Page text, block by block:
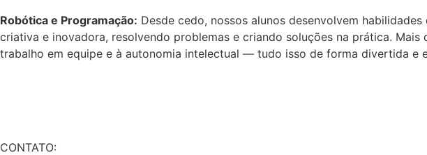
Robótica e Programação: Desde cedo, nossos alunos desenvolvem
criativa e inovadora, resolvendo problemas e criando soluções na prática.
trabalho em equipe e à autonomia intelectual — tudo isso de forma divertida e
CONTATO: